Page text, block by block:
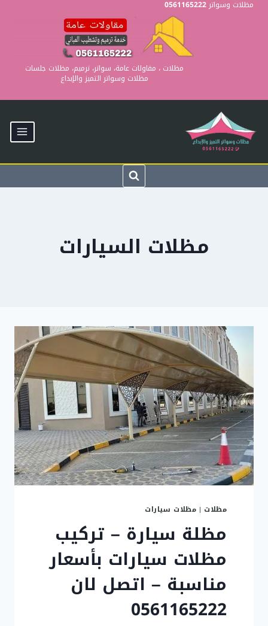
Skipمظلات وسواتر 0561165222
مظلات ، مقاولات عامة، سواتر، ترميم، مظلات جلسات
مظلات وسواتر التميز والإبداع
مظلات السيارات
مظلات | مظلات سيارات
مظلة سيارة – تركيب
مظلات سيارات بأسعار
مناسبة – اتصل لان
0561165222